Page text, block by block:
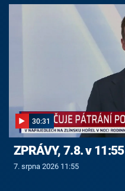
30:31
ZPRÁVY, 7.8. v 11:55
7. srpna 2026 11:55